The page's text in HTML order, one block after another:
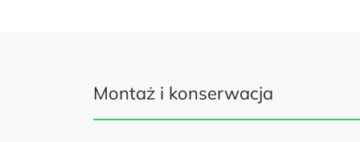
Montaż i konserwacja